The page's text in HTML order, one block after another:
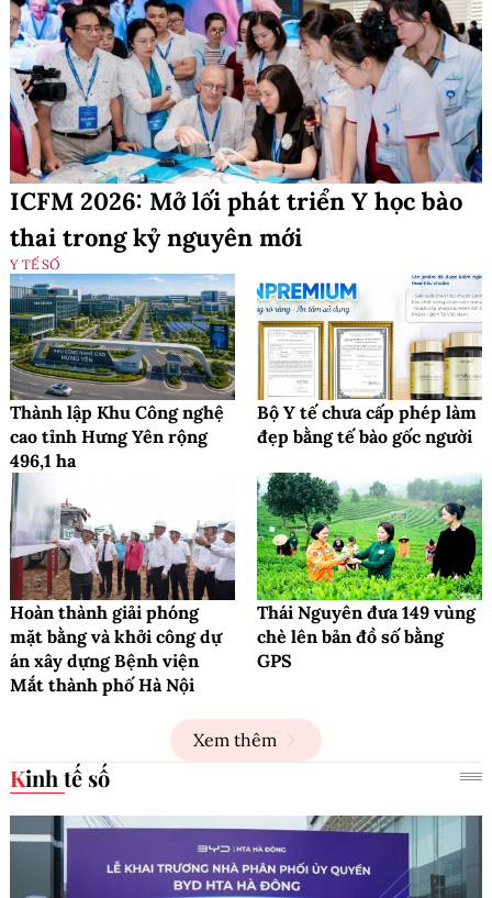
ICFM 2026: Mở lối phát triển Y học bào
thai trong kỷ nguyên mới
Y TẾ SỐ
Thành lập Khu Công nghệ
cao tỉnh Hưng Yên rộng
496,1 ha
Bộ Y tế chưa cấp phép làm
đẹp bằng tế bào gốc người
Hoàn thành giải phóng
mặt bằng và khởi công dự
án xây dựng Bệnh viện
Mắt thành phố Hà Nội
Thái Nguyên đưa 149 vùng
chè lên bản đồ số bằng
GPS
Xem thêm
Kinh tế số